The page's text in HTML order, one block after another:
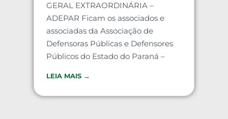
GERAL EXTRAORDINÁRIA –
ADEPAR Ficam os associados e
associadas da Associação de
Defensoras Públicas e Defensores
Públicos do Estado do Paraná –
LEIA MAIS →